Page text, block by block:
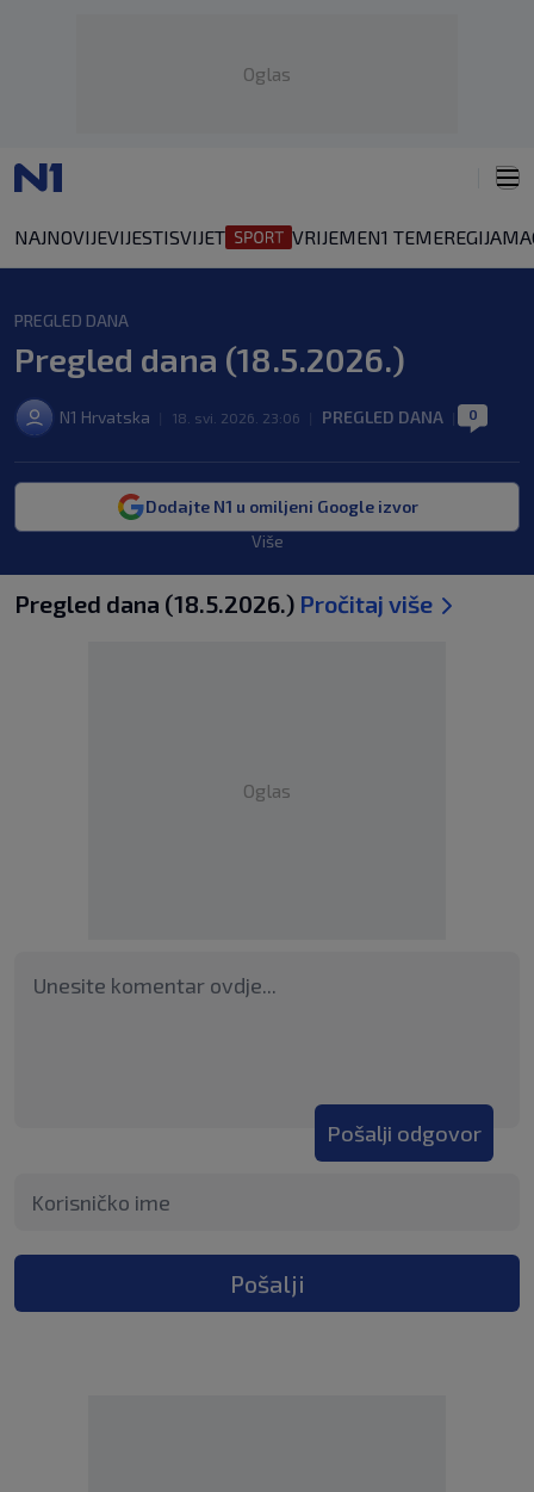
Oglas
NAJNOVIJEVIJESTISVIJET VRIJEMEN1 TEMEREGIJA
PREGLED DANA
Pregled dana (18.5.2026.)
N1 Hrvatska 18. svi. 2026. 23:06 PREGLED DANA 0
Dodajte N1 u omiljeni Google izvor
Više
Pregled dana (18.5.2026.) Pročitaj više
Oglas
Pošalji odgovor
Pošalji